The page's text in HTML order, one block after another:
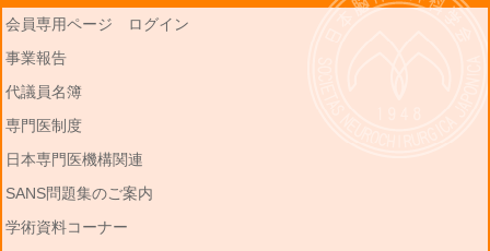
会員専用ページ ログイン
事業報告
代議員名簿
専門医制度
日本専門医機構関連
SANS問題集のご案内
学術資料コーナー